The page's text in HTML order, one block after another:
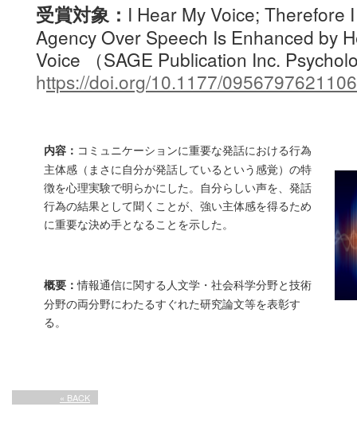
受賞対象： I Hear My Voice; Therefore
Agency Over Speech Is Enhanced by
Voice （SAGE Publication Inc.
https://doi.org/10.1177/
内容： コミュニケーションに重要な発話における行為
主体感（まさに自分が発話しているという感覚）の特
徴を心理実験で明らかにした。自分らしい声を、発話
行為の結果として聞くことが、強い主体感を得るため
に重要な決め手となることを示した。
概要：情報通信に関する人文学・社会科学分野と技術
分野の両分野にわたるすぐれた研究論文等を表彰す
る。
« BACK